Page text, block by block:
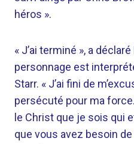
héros ».
« J’ai terminé », a
personnage est
Starr. « J’ai fini de
persécuté pour ma
le Christ que je sois qui
que vous avez besoin